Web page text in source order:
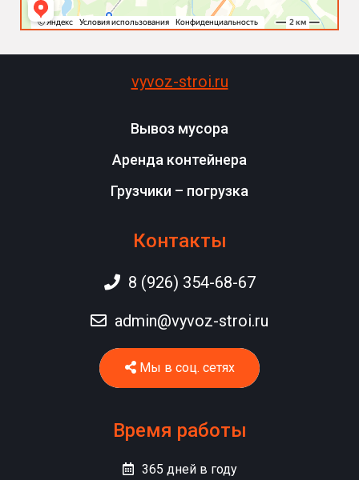
vyvoz-stroi.ru
Вывоз мусора
Аренда контейнера
Грузчики – погрузка
Контакты
8 (926) 354-68-67
admin@vyvoz-stroi.ru
Мы в соц. сетях
Время работы
365 дней в году